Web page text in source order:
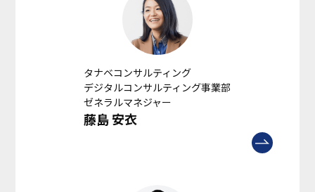
タナベコンサルティング
デジタルコンサルティング事業部
ゼネラルマネジャー
藤島 安衣